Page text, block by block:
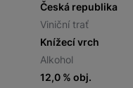
Česká republika
Viniční trať
Knížecí vrch
Alkohol
12,0 % obj.